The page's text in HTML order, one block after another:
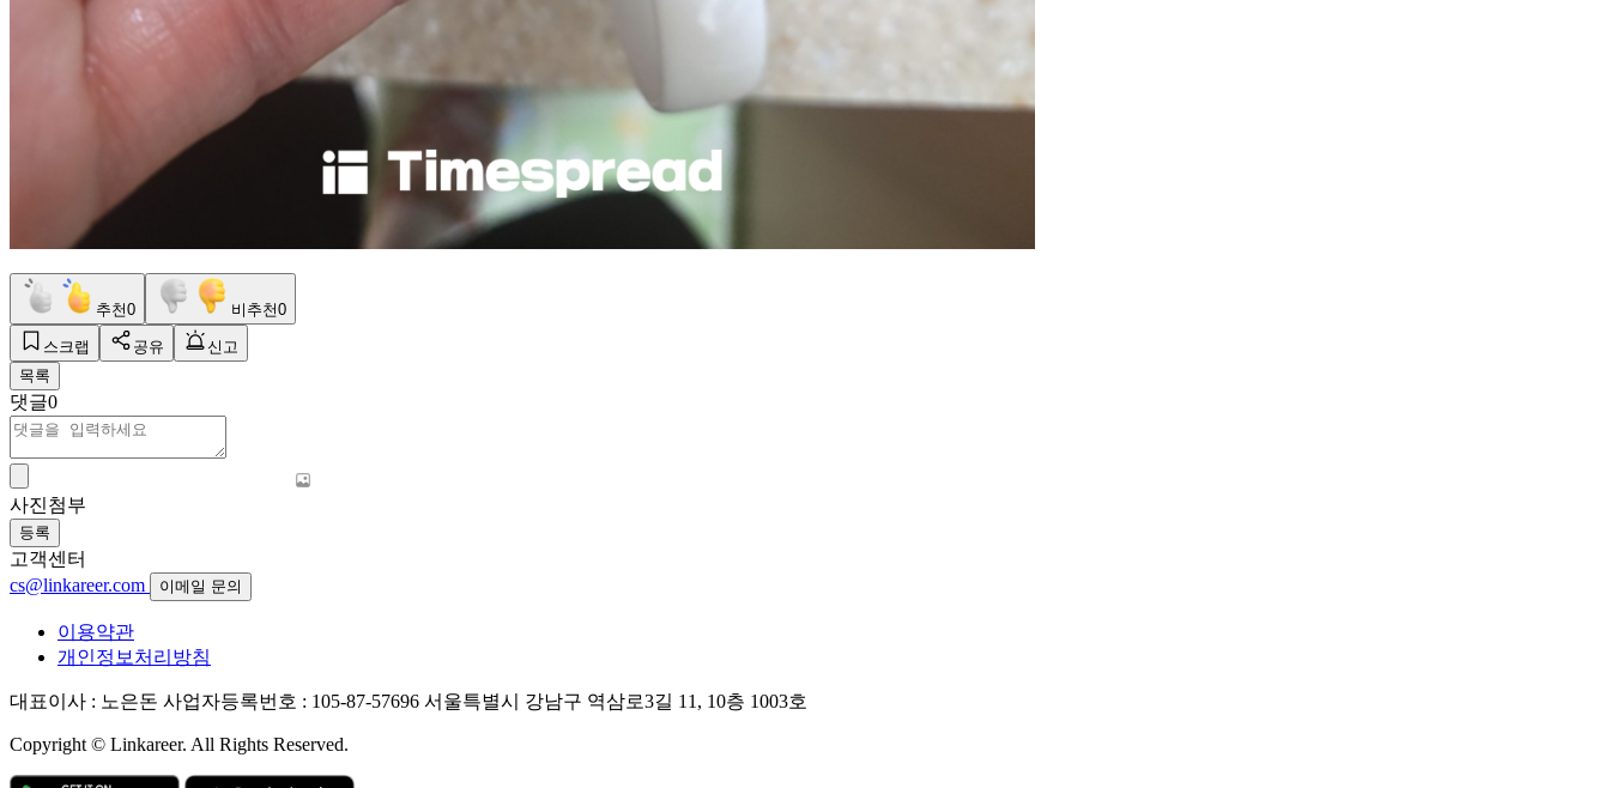
추천0 비추천0
스크랩 공유
신고
목록
댓글0
사진첨부
등록
고객센터
cs@linkareer.com
이메일 문의
이용약관
개인정보처리방침
대표이사 : 노은돈 사업자등록번호 : 105-87-57696 서울특별시 강남구 역삼로3길 11, 10층 1003호
Copyright © Linkareer. All Rights Reserved.